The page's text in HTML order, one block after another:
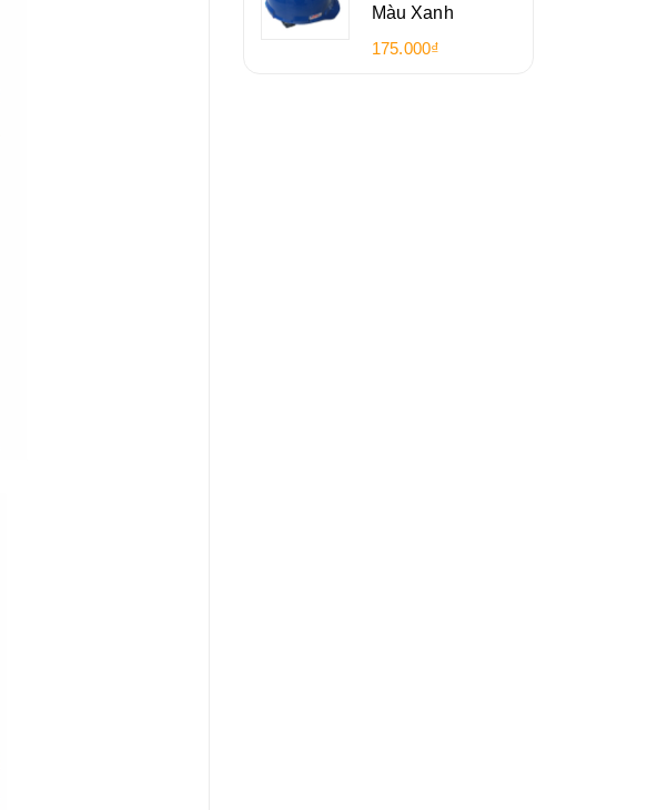
Màu Xanh
175.000₫